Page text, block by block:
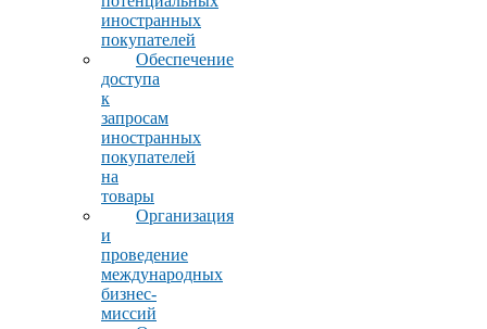
иностранных
покупателей
Обеспечение
доступа
к
запросам
иностранных
покупателей
на
товары
Организация
и
проведение
международных
бизнес-
миссий